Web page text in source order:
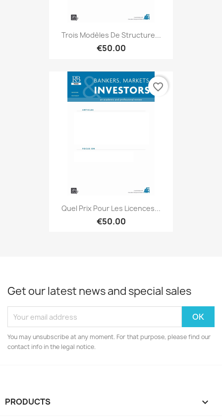
Trois Modèles De Structure...
€50.00
Quel Prix Pour Les Licences...
€50.00
favorite_border
Get our latest news and special sales
You may unsubscribe at any moment. For that purpose, please find our
contact info in the legal notice.
PRODUCTS 